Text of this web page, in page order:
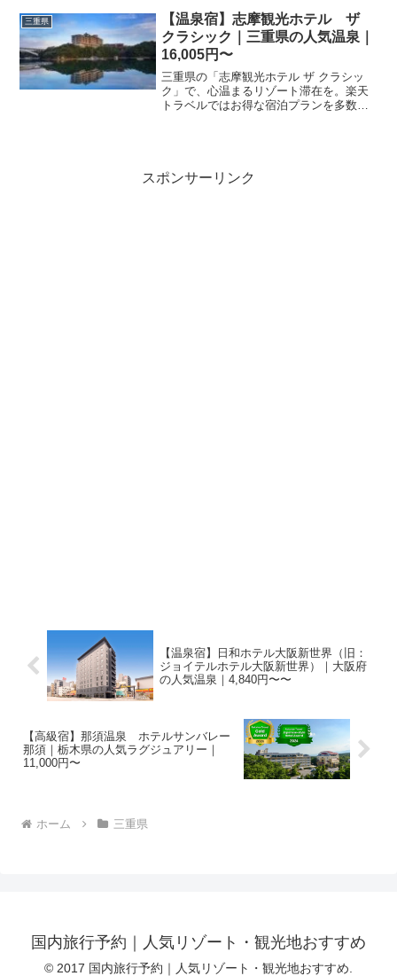
をお届けします。
三重県
【温泉宿】志摩観光ホテル ザ
クラシック｜三重県の人気温泉｜
16,005円〜
三重県の「志摩観光ホテル ザ クラシッ
ク」で、心温まるリゾート滞在を。楽天
トラベルではお得な宿泊プランを多数掲
スポンサーリンク
【温泉宿】日和ホテル大阪新世界（旧：
ジョイテルホテル大阪新世界）｜大阪府
の人気温泉｜4,840円〜〜
【高級宿】那須温泉 ホテルサンバレー
那須｜栃木県の人気ラグジュアリー｜
11,000円〜
ホーム 三重県
国内旅行予約｜人気リゾート・観光地おすすめ
© 2017 国内旅行予約｜人気リゾート・観光地おすすめ.